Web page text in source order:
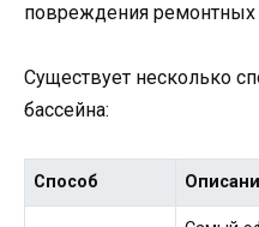
повреждения ремонтных
Существует несколько
бассейна:
Способ